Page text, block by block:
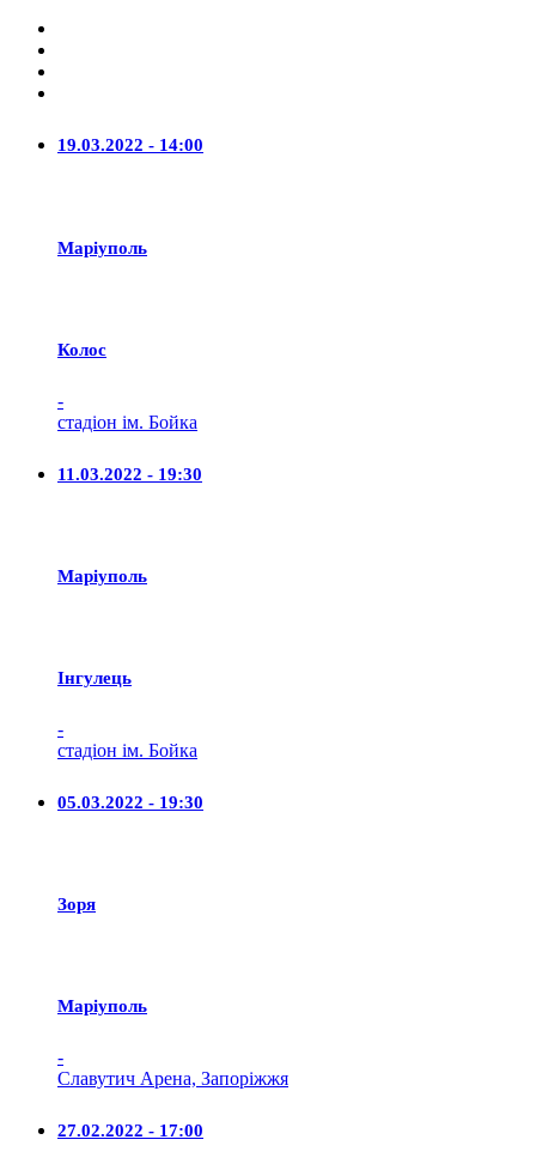
19.03.2022 - 14:00
Маріуполь
Колос
-
стадіон ім. Бойка
11.03.2022 - 19:30
Маріуполь
Iнгулець
-
стадіон ім. Бойка
05.03.2022 - 19:30
Зоря
Маріуполь
-
Славутич Арена, Запоріжжя
27.02.2022 - 17:00